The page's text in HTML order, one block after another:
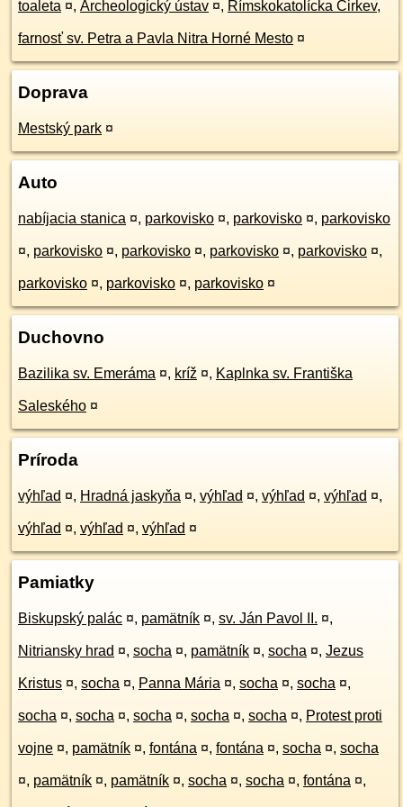
toaleta ¤, Archeologický ústav ¤, Rímskokatolícka Cirkev,
farnosť sv. Petra a Pavla Nitra Horné Mesto ¤
Doprava
Mestský park ¤
Auto
nabíjacia stanica ¤, parkovisko ¤, parkovisko ¤, parkovisko
¤, parkovisko ¤, parkovisko ¤, parkovisko ¤, parkovisko ¤,
parkovisko ¤, parkovisko ¤, parkovisko ¤
Duchovno
Bazilika sv. Emeráma ¤, kríž ¤, Kaplnka sv. Františka
Saleského ¤
Príroda
výhľad ¤, Hradná jaskyňa ¤, výhľad ¤, výhľad ¤, výhľad ¤,
výhľad ¤, výhľad ¤, výhľad ¤
Pamiatky
Biskupský palác ¤, pamätník ¤, sv. Ján Pavol II. ¤,
Nitriansky hrad ¤, socha ¤, pamätník ¤, socha ¤, Jezus
Kristus ¤, socha ¤, Panna Mária ¤, socha ¤, socha ¤,
socha ¤, socha ¤, socha ¤, socha ¤, socha ¤, Protest proti
vojne ¤, pamätník ¤, fontána ¤, fontána ¤, socha ¤, socha
¤, pamätník ¤, pamätník ¤, socha ¤, socha ¤, fontána ¤,